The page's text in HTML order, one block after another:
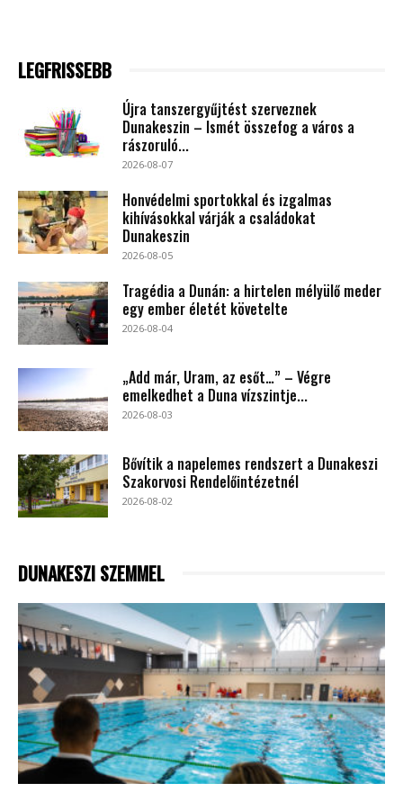
LEGFRISSEBB
Újra tanszergyűjtést szerveznek
Dunakeszin – Ismét összefog a város a
rászoruló...
2026-08-07
Honvédelmi sportokkal és izgalmas
kihívásokkal várják a családokat
Dunakeszin
2026-08-05
Tragédia a Dunán: a hirtelen mélyülő meder
egy ember életét követelte
2026-08-04
„Add már, Uram, az esőt…” – Végre
emelkedhet a Duna vízszintje...
2026-08-03
Bővítik a napelemes rendszert a Dunakeszi
Szakorvosi Rendelőintézetnél
2026-08-02
DUNAKESZI SZEMMEL